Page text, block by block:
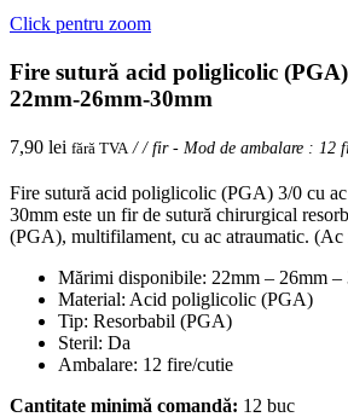
Click pentru zoom
Fire sutură acid poliglicolic
22mm-26mm-30mm
7,90 lei fără TVA/ / fir - Mod de ambalare : 12
Fire sutură acid poliglicolic (PGA) 3/0 cu
30mm este un fir de sutură chirurgical
(PGA), multifilament, cu ac atraumatic. (Ac
Mărimi disponibile: 22mm – 26mm –
Material: Acid poliglicolic (PGA)
Tip: Resorbabil (PGA)
Steril: Da
Ambalare: 12 fire/cutie
Cantitate minimă comandă: 12 buc